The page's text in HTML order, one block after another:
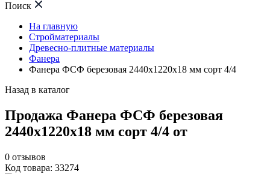
Поиск
На главную
Стройматериалы
Древесно-плитные материалы
Фанера
Фанера ФСФ березовая 2440х1220х18 мм сорт 4/4
Назад в каталог
Продажа Фанера ФСФ березовая
2440х1220х18 мм сорт 4/4 от
0 отзывов
Код товара: 33274